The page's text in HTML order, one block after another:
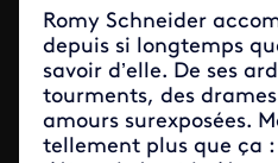
Romy Schneider
depuis si longtemps
savoir d’elle. De ses
tourments, des
amours surexposées.
tellement plus que ça